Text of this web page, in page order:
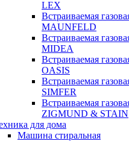
LEX
Встраиваемая
MAUNFELD
Встраиваемая
MIDEA
Встраиваемая
OASIS
Встраиваемая
SIMFER
Встраиваемая
ZIGMUND & STAIN
для дома
Машина стиральная